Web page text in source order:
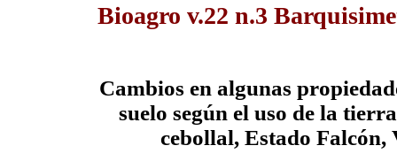
Bioagro v.22 n.3
Cambios en algunas
suelo según el uso de la
cebollal, Estado Falcón,